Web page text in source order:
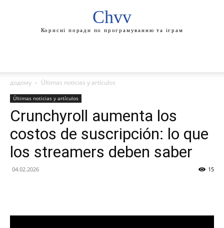
Chvv
Корисні поради по програмуванню та іграм
додому Últimas noticias y artículos
Últimas noticias y artículos
Crunchyroll aumenta los
costos de suscripción: lo que
los streamers deben saber
04.02.2026 15